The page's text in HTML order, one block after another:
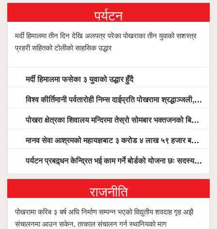
पर्यटन
मर्दी हिमालमा तीन दिन देखि अलपत्र परेका पोखराका तीन युवाको सशस्त्र
प्रहरी सहितको टोलीको साहसिक उद्धार
मर्दी हिमालमा फसेका ३ युवाको उद्धार हुँदै
विश्व कीर्तिमानी पर्वतारोही निम्स दाईप्रति पोखरामा श्रद्धाञ्जली, दीप प्रज्वलन गर्दै योगदानको प्रशंसा (भिडियो सहित)
पोखरा क्षेत्रका शिवालय मन्दिरमा तेस्रो सोमबार भक्तजनको बिहानैदेखि घुइँचो
मानव सेवा आश्रमको महायज्ञबाट ३ करोड ४ लाख ५९ हजार बचत, १ करोड ४४ लाख उठ्न बाँकी, विना संचार माध्यम तर प्रचार प्रसारमै भयो १९ लाख खर्च !
पर्यटन प्रबद्र्धन केन्द्रित भई काम गर्ने बोर्डको योजना छः सदस्य पोखरेल, चलिय पोखरालाई थप प्रभावकारी बनाउन होटल संघको माग
राजनीति
पोखरामा करिब ३ बर्ष अघि निर्माण सम्पन्न भएको विद्युतीय शवदाह गृह अझै
संचालनमा आउन सकेन, तत्काल संचालन गर्न स्थानियको माग